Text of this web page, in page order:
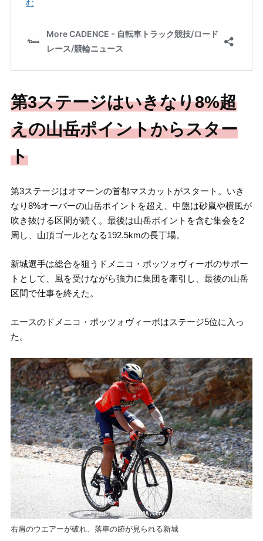
第3ステージはいきなり8%超
えの山岳ポイントからスター
ト
第3ステージはオマーンの首都マスカットがスタート。いき
なり8%オーバーの山岳ポイントを超え、中盤は砂嵐や横風が
吹き抜ける区間が続く。最後は山岳ポイントを含む集会を2
周し、山頂ゴールとなる192.5kmの長丁場。
新城選手は総合を狙うドメニコ・ポッツォヴィーボのサポー
トとして、風を受けながら強力に集団を牽引し、最後の山岳
区間で仕事を終えた。
エースのドメニコ・ポッツォヴィーボはステージ5位に入っ
た。
右肩のウエアーが破れ、落車の跡が見られる新城